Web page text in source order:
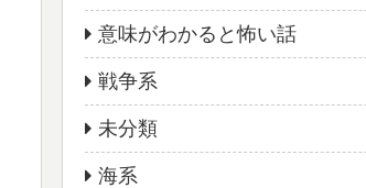
意味がわかると怖い話
戦争系
未分類
海系